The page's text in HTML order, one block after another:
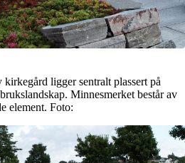
ligger sentralt plassert på
Minnesmerket består av
element. Foto: